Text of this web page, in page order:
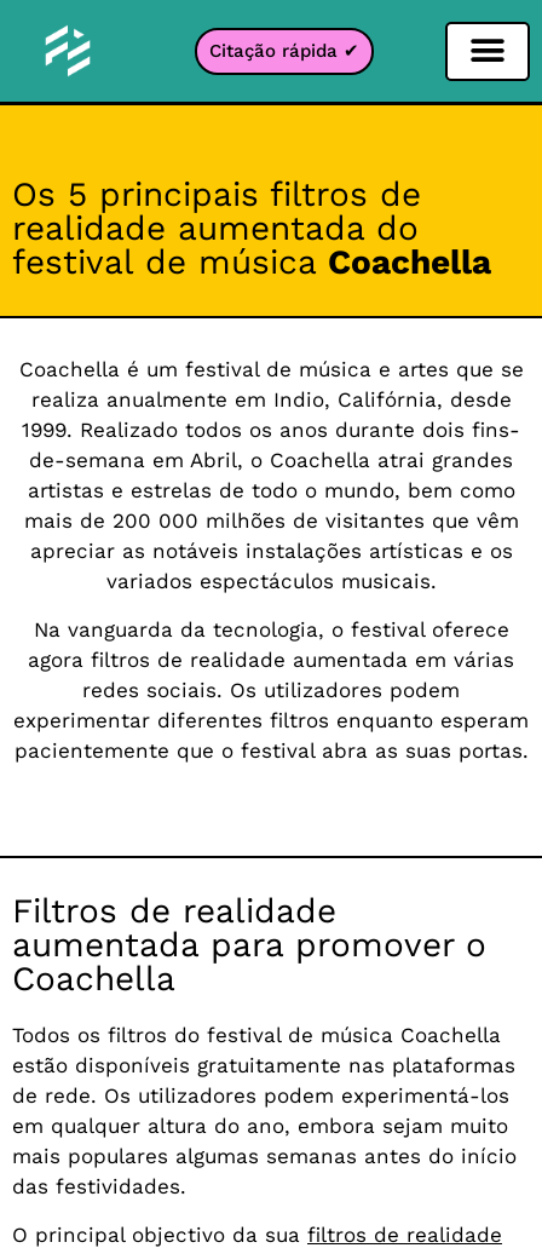
Citação rápida ✔
Os 5 principais filtros de
realidade aumentada do
festival de música Coachella
Coachella é um festival de música e artes que se
realiza anualmente em Indio, Califórnia, desde
1999. Realizado todos os anos durante dois fins-
de-semana em Abril, o Coachella atrai grandes
artistas e estrelas de todo o mundo, bem como
mais de 200 000 milhões de visitantes que vêm
apreciar as notáveis instalações artísticas e os
variados espectáculos musicais.
Na vanguarda da tecnologia, o festival oferece
agora filtros de realidade aumentada em várias
redes sociais. Os utilizadores podem
experimentar diferentes filtros enquanto esperam
pacientemente que o festival abra as suas portas.
Filtros de realidade
aumentada para promover o
Coachella
Todos os filtros do festival de música Coachella
estão disponíveis gratuitamente nas plataformas
de rede. Os utilizadores podem experimentá-los
em qualquer altura do ano, embora sejam muito
mais populares algumas semanas antes do início
das festividades.
O principal objectivo da sua filtros de realidade